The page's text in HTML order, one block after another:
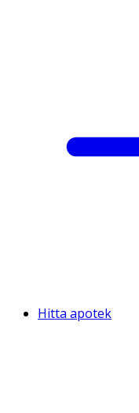
Hitta apotek